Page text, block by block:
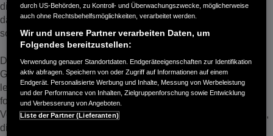
direkt in das neue E-Projekt mit ein. Der Unterschied betrifft
dabei nicht im Ziel, nämlich pures Fahrvergnügen zu bieten,
sondern lediglich die Art und Weise, wie es erreicht wird.
Das Entwicklerteam setzte dabei von Beginn an eine klare
Grenze: „Wir werden kein Elektromotorrad entwickeln, das
lediglich eine Kopie eines Benzinmotorrads darstellt.“ Anders
formuliert: Der elektrische Antrieb soll einen
Verbrennungsmotor nicht einfach ersetzen. Stattdessen gilt es,
die speziellen Qualitäten und Eigenschaften eines E-Antriebs
durch US-Behörden, zu Kontroll- und Überwachungszwecke, möglicherweise
auch ohne Rechtsbehelfsmöglichkeiten, verarbeitet werden.
Wir und unsere Partner verarbeiten Daten, um
Folgendes bereitzustellen:
Verwendung genauer Standortdaten. Endgeräteeigenschaften zur Identifikation
aktiv abfragen. Speichern von oder Zugriff auf Informationen auf einem
Endgerät. Personalisierte Werbung und Inhalte, Messung von Werbeleistung
und der Performance von Inhalten, Zielgruppenforschung sowie Entwicklung
und Verbesserung von Angeboten.
Liste der Partner (Lieferanten)